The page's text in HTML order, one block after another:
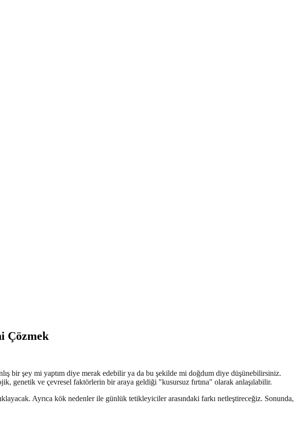
Çözmek
bir şey mi yaptım diye merak edebilir ya da bu şekilde mi doğdum diye düşünebilirsiniz.
genetik ve çevresel faktörlerin bir araya geldiği "kusursuz fırtına" olarak anlaşılabilir.
Ayrıca kök nedenler ile günlük tetikleyiciler arasındaki farkı netleştireceğiz. Sonunda,